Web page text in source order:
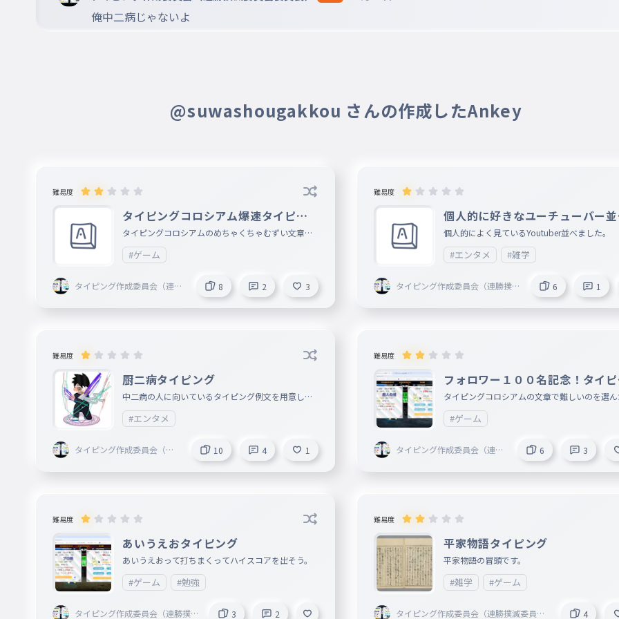
俺中二病じゃないよ
@suwashougakkou さんの作成したAnkey
難易度
タイピングコロシアム爆速タイピン
グ
タイピングコロシアムのめちゃくちゃむずい文章を
まとめました。 Z10くらいの文章かな。
#ゲーム
タイピング作成委員会（連勝
8 2 3
難易度
個人的に好きなユーチューバー
ました
個人的によく見ているYoutuber並べました。
#エンタメ #雑学
タイピング作成委員会（連勝撲
6 1
難易度
厨二病タイピング
中二病の人に向いているタイピング例文を用意しま
した
#エンタメ
タイピング作成委員会（連
10 4 1
難易度
フォロワー１００名記念！タイ
ガーZ 俺に勝てるかなタイピン
タイピングコロシアムの文章で難しいのを選
俺に勝てたらめっちゃすごい！
#ゲーム
タイピング作成委員会（連勝
6 3
難易度
あいうえおタイピング
あいうえおって打ちまくってハイスコアを出そう。
#ゲーム #勉強
タイピング作成委員会（連勝撲
3 2
難易度
平家物語タイピング
平家物語の冒頭です。
#雑学 #ゲーム
タイピング作成委員会（連勝撲滅委員会
4